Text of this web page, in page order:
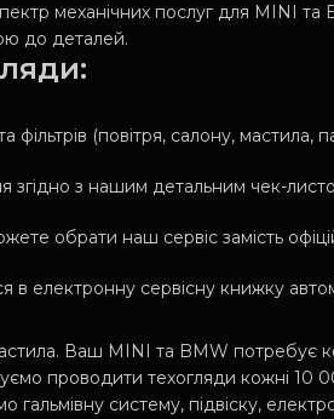
механічних послуг для MINI
до деталей.
фільтрів (повітря, салону, мастила,
згідно з нашим детальним чек-
обрати наш сервіс замість
в електронну сервісну книжку
Ваш MINI та BMW потребує
проводити техогляди кожні 10
гальмівну систему, підвіску,